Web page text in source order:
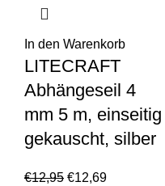
In den Warenkorb
LITECRAFT
Abhängeseil 4
mm 5 m, einseitig
gekauscht, silber
€12,95 €12,69